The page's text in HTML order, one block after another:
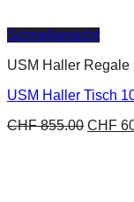
Schnellansicht
USM Haller Regale
USM Haller Tisch
CHF855.00 CHF